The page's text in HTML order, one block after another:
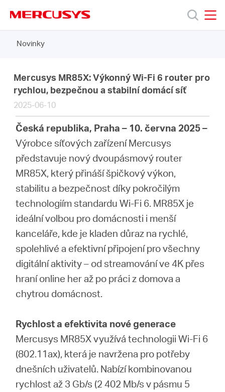
navigation
Produkty
Podpora
Czech
Novinky
Mercusys MR85X: Výkonný Wi-Fi 6 router pro
rychlou, bezpečnou a stabilní domácí síť
2025-06-10
Česká republika, Praha – 10. června 2025 –
Výrobce síťových zařízení Mercusys
představuje nový dvoupásmový router
MR85X, který přináší špičkový výkon,
stabilitu a bezpečnost díky pokročilým
technologiím standardu Wi-Fi 6. MR85X je
ideální volbou pro domácnosti i menší
kanceláře, kde je kladen důraz na rychlé,
spolehlivé a efektivní připojení pro všechny
digitální aktivity – od streamování ve 4K přes
hraní online her až po práci z domova a
chytrou domácnost.
Rychlost a efektivita nové generace
Mercusys MR85X využívá technologii Wi-Fi 6
(802.11ax), která je navržena pro potřeby
dnešních uživatelů. Nabízí kombinovanou
rychlost až 3 Gb/s (2 402 Mb/s v pásmu 5